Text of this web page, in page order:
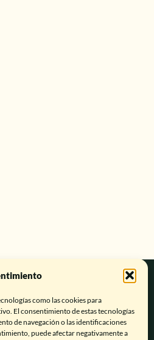
como las cookies para
El consentimiento de estas tecnologías
de navegación o las identificaciones
puede afectar negativamente a